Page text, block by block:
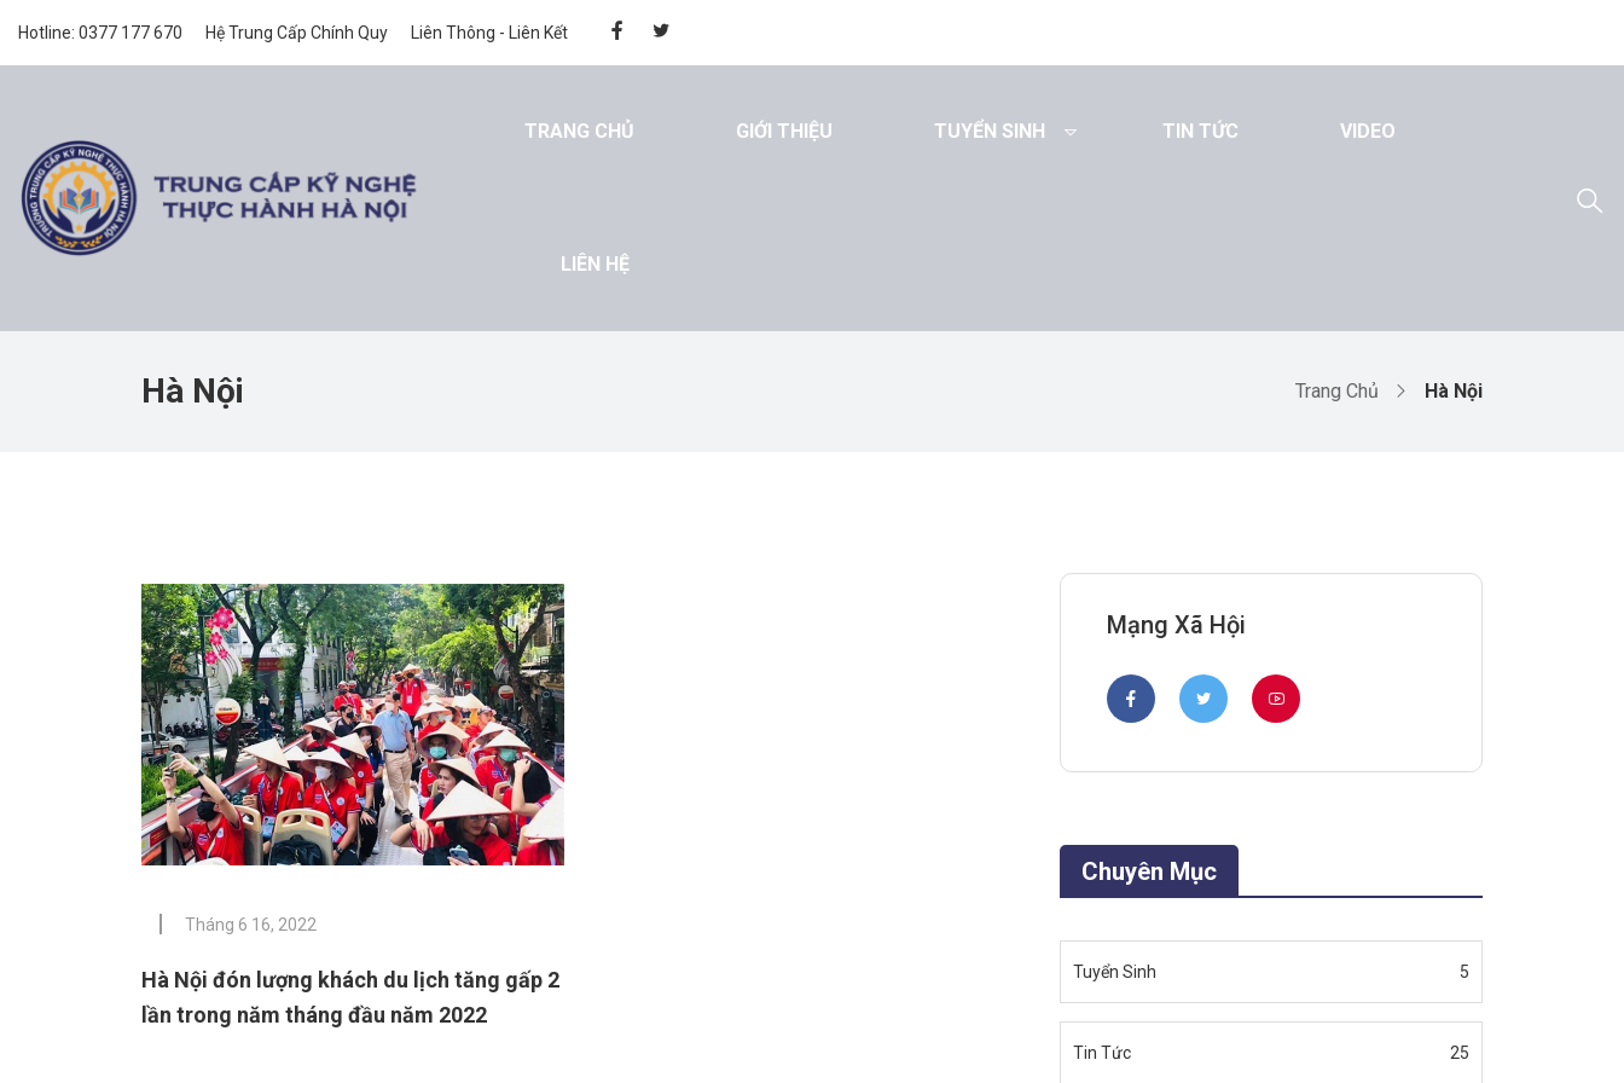
Hotline: 0377 177 670 Hệ Trung Cấp Chính Quy Liên Thông - Liên Kết
TRANG CHỦ GIỚI THIỆU TUYỂN SINH TIN TỨC VIDEO
LIÊN HỆ
Hà Nội Trang Chủ Hà Nội
Tháng 6 16, 2022
Hà Nội đón lượng khách du lịch tăng gấp 2
lần trong năm tháng đầu năm 2022
Mạng Xã Hội
Chuyên Mục
Tuyển Sinh 5
Tin Tức 25